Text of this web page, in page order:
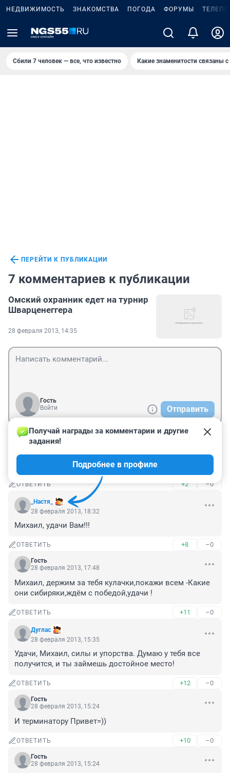
НЕДВИЖИМОСТЬ ЗНАКОМСТВА ПОГОДА ФОРУМЫ
Сбили 7 человек — все, что известно Какие знаменитости связаны
ПЕРЕЙТИ К ПУБЛИКАЦИИ
7 комментариев к публикации
Омский охранник едет на турнир
Шварценеггера
28 февраля 2013, 14:35
Гость
Войти
Отправить
Гость
Давай Миша тащи!
ОТВЕТИТЬ +2 –0
_Настя_
Получай награды за комментарии и другие
задания!
Подробнее в профиле
28 февраля 2013, 18:32
Михаил, удачи Вам!!!
ОТВЕТИТЬ +8 –0
Гость
28 февраля 2013, 17:48
Михаил, держим за тебя кулачки,покажи всем -Какие
они сибиряки,ждём с победой,удачи !
ОТВЕТИТЬ +11 –0
Дуглас
28 февраля 2013, 15:35
Удачи, Михаил, силы и упорства. Думаю у тебя все
получится, и ты займешь достойное место!
ОТВЕТИТЬ +12 –0
Гость
28 февраля 2013, 15:24
И терминатору Привет=))
ОТВЕТИТЬ +10 –0
Гость
28 февраля 2013, 15:24